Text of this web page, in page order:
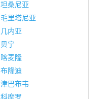
坦桑尼亚
毛里塔尼亚
几内亚
贝宁
喀麦隆
布隆迪
津巴布韦
科摩罗